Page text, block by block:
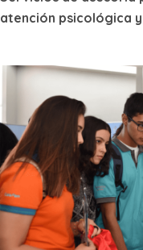
atención psicológica